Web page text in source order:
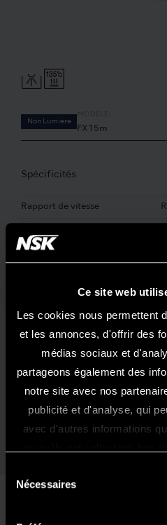
Ce site web
Les cookies nous permettent
et les annonces, d'offrir des
médias sociaux et
partageons également des
notre site avec nos
publicité et d'analyse, qui
avec d'autres informations
Nécessaires
Bienvenue Sur Le
Non Lumière
FX15m
Spécificités
Rapport de vitesse
Spray
Griffe Bouton-poussoir
Système Clean Head